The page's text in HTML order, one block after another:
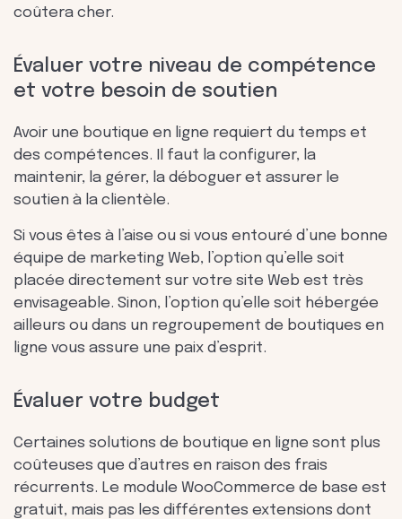
coûtera cher.
Évaluer votre niveau de compétence
et votre besoin de soutien
Avoir une boutique en ligne requiert du temps et
des compétences. Il faut la configurer, la
maintenir, la gérer, la déboguer et assurer le
soutien à la clientèle.
Si vous êtes à l’aise ou si vous entouré d’une bonne
équipe de marketing Web, l’option qu’elle soit
placée directement sur votre site Web est très
envisageable. Sinon, l’option qu’elle soit hébergée
ailleurs ou dans un regroupement de boutiques en
ligne vous assure une paix d’esprit.
Évaluer votre budget
Certaines solutions de boutique en ligne sont plus
coûteuses que d’autres en raison des frais
récurrents. Le module WooCommerce de base est
gratuit, mais pas les différentes extensions dont